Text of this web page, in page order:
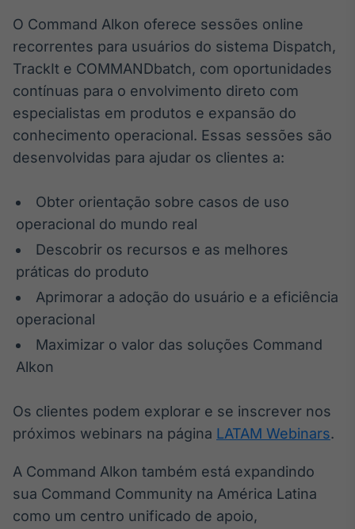
Widgets
Componentes
para conteúdos e
Wallboard
Conteúdos e
dados para
displays e telas
Broadcast
Curadoria de
conteúdos
Soluções de
Radar
inteligente de
notícias e
conteúdos
O Command Alkon oferece sessões online
recorrentes para usuários do sistema Dispatch,
TrackIt e COMMANDbatch, com oportunidades
contínuas para o envolvimento direto com
especialistas em produtos e expansão do
conhecimento operacional. Essas sessões são
desenvolvidas para ajudar os clientes a:
Obter orientação sobre casos de uso
operacional do mundo real
Descobrir os recursos e as melhores
práticas do produto
Aprimorar a adoção do usuário e a eficiência
operacional
Maximizar o valor das soluções Command
Alkon
Os clientes podem explorar e se inscrever nos
próximos webinars na página LATAM Webinars.
A Command Alkon também está expandindo
sua Command Community na América Latina
como um centro unificado de apoio,